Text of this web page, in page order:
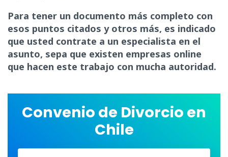
Para tener un documento más completo con
esos puntos citados y otros más, es indicado
que usted contrate a un especialista en el
asunto, sepa que existen empresas online
que hacen este trabajo con mucha autoridad.
Convenio de Divorcio en
Chile